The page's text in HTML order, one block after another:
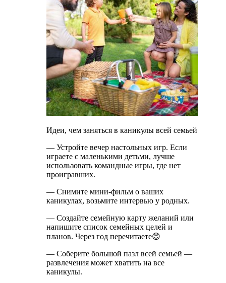
Идеи, чем заняться в каникулы всей семьей
— Устройте вечер настольных игр. Если
играете с маленькими детьми, лучше
использовать командные игры, где нет
проигравших.
— Снимите мини-фильм о ваших
каникулах, возьмите интервью у родных.
— Создайте семейную карту желаний или
напишите список семейных целей и
планов. Через год перечитаете😊
— Соберите большой пазл всей семьей —
развлечения может хватить на все
каникулы.